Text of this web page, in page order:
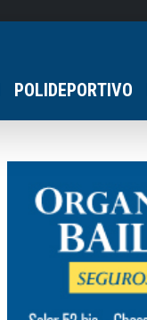
POLIDEPORTIVO